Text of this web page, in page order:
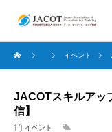
イベント
JACOTスキルアッ
信】
イベント